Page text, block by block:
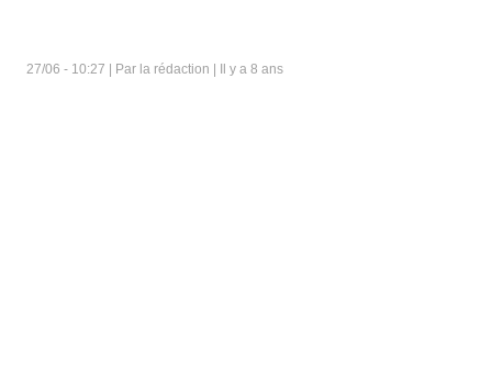
27/06 - 10:27 | Par la rédaction | Il y a 8 ans